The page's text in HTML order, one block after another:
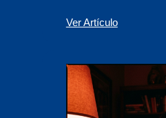
Ver Artículo